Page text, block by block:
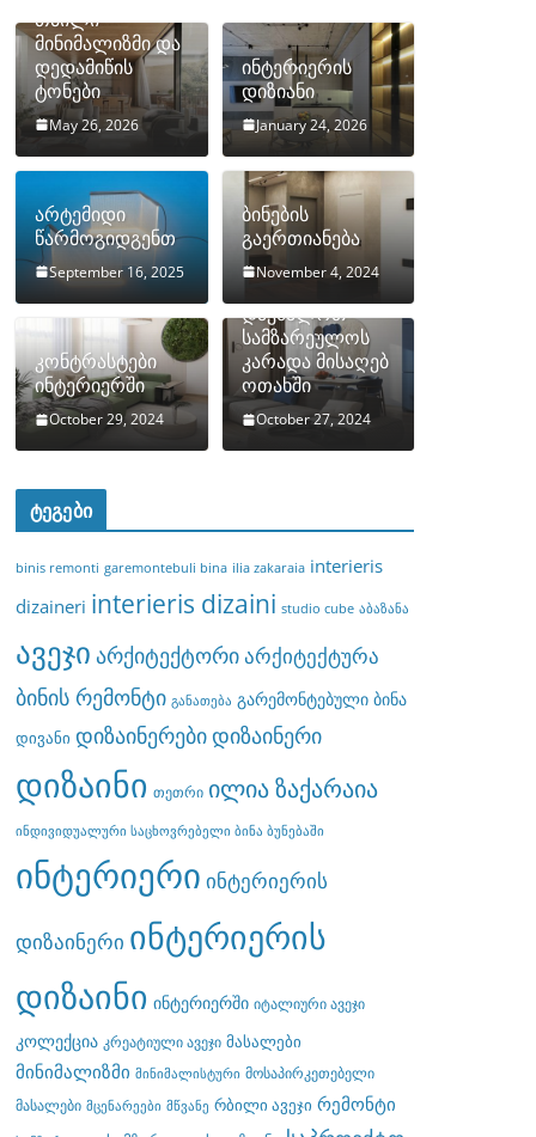
თბილი
მინიმალიზმი და
დედამიწის
ტონები
May 26, 2026
ინტერიერის
დიზიანი
January 24, 2026
არტემიდი
წარმოგიდგენთ
September 16, 2025
ბინების
გაერთიანება
November 4, 2024
კონტრასტები
ინტერიერში
October 29, 2024
როგორ
დავმალოთ
სამზარეულოს
კარადა მისაღებ
ოთახში
October 27, 2024
ტეგები
binis remonti garemontebuli bina ilia zakaraia interieris
dizaineri interieris dizaini studio cube აბაზანა
ავეჯი არქიტექტორიარქიტექტურა
ბინის რემონტი განათება გარემონტებული ბინა
დივანი დიზაინერებიდიზაინერი
დიზაინი თეთრი ილია ზაქარაია
ინდივიდუალური საცხოვრებელი ბინა ბუნებაში
ინტერიერი ინტერიერის
დიზაინერი ინტერიერის
დიზაინი ინტერიერში იტალიური ავეჯი
კოლექცია კრეატიული ავეჯი მასალები
მინიმალიზმი მინიმალისტური მოსაპირკეთებელი
მასალები მცენარეები მწვანე რბილი ავეჯი რემონტი